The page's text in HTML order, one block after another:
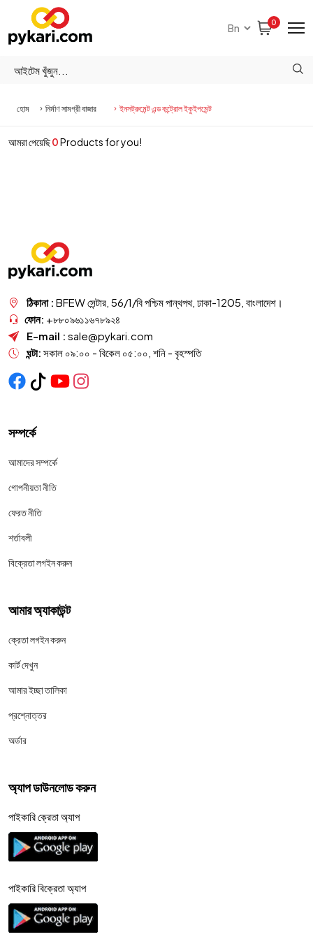
0
হোম নির্মাণ সামগ্রী বাজার ইনসট্রুমেন্ট এন্ড কন্ট্রোল ইকুইপমেন্ট
আমরা পেয়েছি0Products for you!
ঠিকানা : BFEW সেন্টার, 56/1/বি পশ্চিম পান্থপথ, ঢাকা-1205, বাংলাদেশ।
ফোন: +৮৮০৯৬১১৬৭৮৯২৪
E-mail : sale@pykari.com
ঘন্টা: সকাল ০৯:০০ - বিকেল ০৫:০০, শনি - বৃহস্পতি
সম্পর্কে
আমাদের সম্পর্কে
গোপনীয়তা নীতি
ফেরত নীতি
শর্তাবলী
বিক্রেতা লগইন করুন
আমার অ্যাকাউন্ট
ক্রেতা লগইন করুন
কার্ট দেখুন
আমার ইচ্ছা তালিকা
প্রশ্নোত্তর
অর্ডার
অ্যাপ ডাউনলোড করুন
পাইকারি ক্রেতা অ্যাপ
পাইকারি বিক্রেতা অ্যাপ